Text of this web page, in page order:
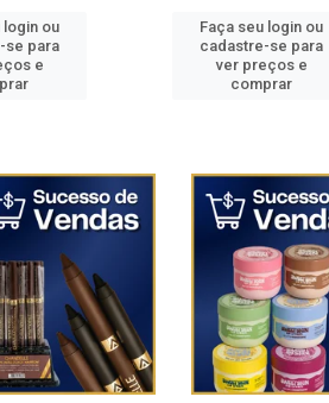
login ou
se para
e
Faça seu login ou
cadastre-se para
ver preços e
comprar